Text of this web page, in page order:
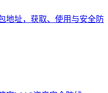
地址，获取、使用与安全防